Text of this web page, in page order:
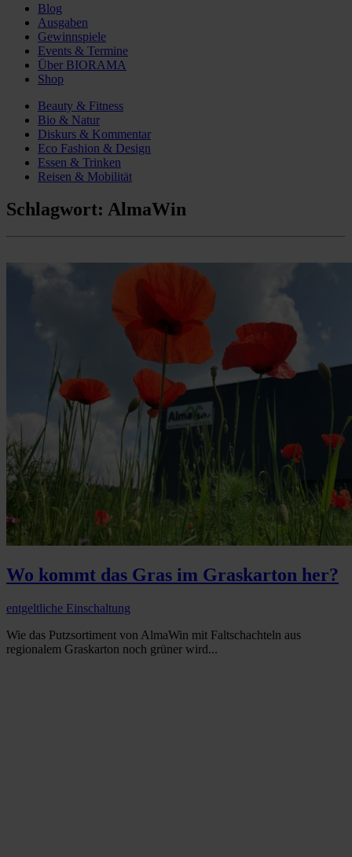
Blog
Ausgaben
Gewinnspiele
Events & Termine
Über BIORAMA
Shop
Beauty & Fitness
Bio & Natur
Diskurs & Kommentar
Eco Fashion & Design
Essen & Trinken
Reisen & Mobilität
Schlagwort: AlmaWin
Wo kommt das Gras im Graskarton her?
entgeltliche Einschaltung
Wie das Putzsortiment von AlmaWin mit Faltschachteln aus
regionalem Graskarton noch grüner wird...